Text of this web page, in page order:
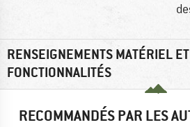
RENSEIGNEMENTS MATÉRIEL ET
FONCTIONNALITÉS
RECOMMANDÉS PAR LES